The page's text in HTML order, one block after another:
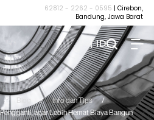
62812 - 2262 - 0595 | Cirebon,
Bandung, Jawa Barat
| ID
/ Blog / Info dan Tips
/
agar Lebih Hemat Biaya Bangun